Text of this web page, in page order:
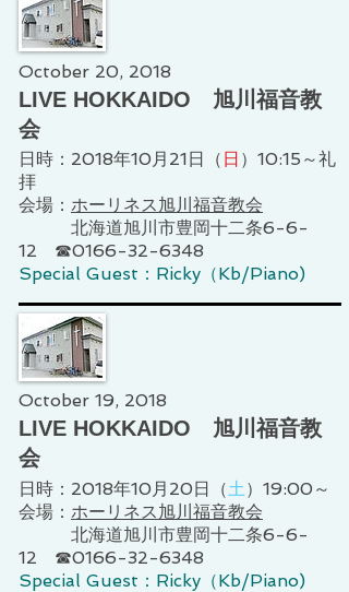
October 20, 2018
LIVE HOKKAIDO 旭川福音教
会
日時：2018年10月21日（ 日 ）10:15～礼
拝
会場： ホーリネス旭川福音教会
北海道旭川市豊岡十二条6-6-
12 ☎0166-32-6348
Special Guest：Ricky（Kb/Piano)
October 19, 2018
LIVE HOKKAIDO 旭川福音教
会
日時：2018年10月20日（土 ）19:00～
会場： ホーリネス旭川福音教会
北海道旭川市豊岡十二条6-6-
12 ☎0166-32-6348
Special Guest：Ricky（Kb/Piano)